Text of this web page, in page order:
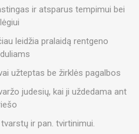
ir atsparus tempimui bei
leidžia pralaidą rentgeno
užteptas be žirklės pagalbos
judesių, kai ji uždedama ant
ir pan. tvirtinimui.